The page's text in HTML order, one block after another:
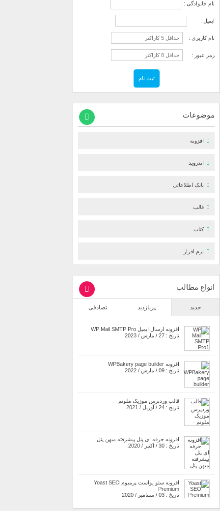
نام خانوادگی :
ایمیل :
نام کاربری :
رمز عبور :
موضوعات
افزونه
اندروید
بانک اطلاعاتی
قالب
کتاب
نرم افزار
انواع مطالب
جدید پربازدید تصادفی
افزونه ارسال ایمیل WP Mail SMTP Pro
تاریخ : 27 / مارس / 2023
افزونه WPBakery page builder
تاریخ : 09 / مارس / 2022
قالب وردپرس موزیک ملوتم
تاریخ : 24 / آوریل / 2021
افزونه حرفه ای پنل پیشرفته میهن پنل
تاریخ : 30 / اکتبر / 2020
افزونه سئو یواست پرمیوم Yoast SEO
Premium
تاریخ : 03 / سپتامبر / 2020